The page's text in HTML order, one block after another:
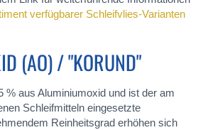
verfügbarer Schleifvlies-Varianten
(AO) / "KORUND"
% aus Aluminiumoxid und ist der am
Schleifmitteln eingesetzte
Reinheitsgrad erhöhen sich